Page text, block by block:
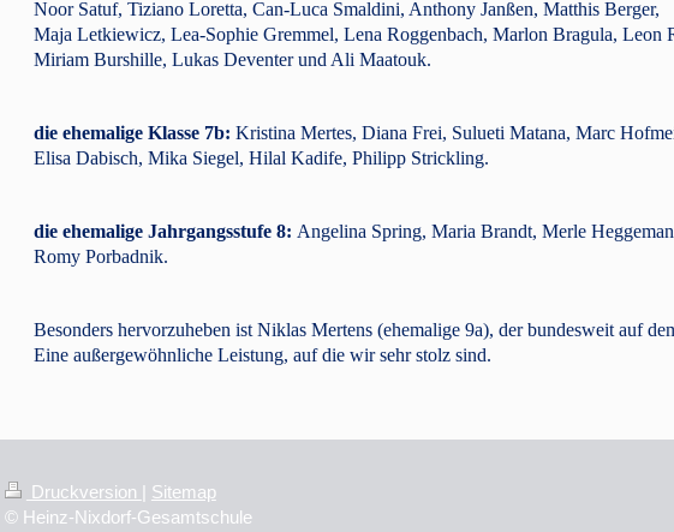
Noor Satuf, Tiziano Loretta, Can-Luca Smaldini, Anthony Janßen, Matthis Berger,
Maja Letkiewicz, Lea-Sophie Gremmel, Lena Roggenbach, Marlon Bragula, Leon
Miriam Burshille, Lukas Deventer und Ali Maatouk.
die ehemalige Klasse 7b: Kristina Mertes, Diana Frei, Sulueti Matana, Marc
Elisa Dabisch, Mika Siegel, Hilal Kadife, Philipp Strickling.
die ehemalige Jahrgangsstufe 8: Angelina Spring, Maria Brandt, Merle
Romy Porbadnik.
Besonders hervorzuheben ist Niklas Mertens (ehemalige 9a), der bundesweit auf
Eine außergewöhnliche Leistung, auf die wir sehr stolz sind.
Druckversion | Sitemap
© Heinz-Nixdorf-Gesamtschule